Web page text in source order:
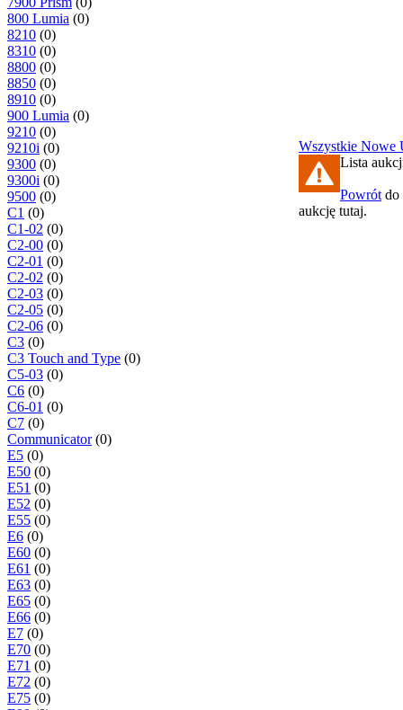
800 Lumia (0)
8210 (0)
8310 (0)
8800 (0)
8850 (0)
8910 (0)
900 Lumia (0)
9210 (0)
9210i (0)
9300 (0)
9300i (0)
9500 (0)
C1 (0)
C1-02 (0)
C2-00 (0)
C2-01 (0)
C2-02 (0)
C2-03 (0)
C2-05 (0)
C2-06 (0)
C3 (0)
C3 Touch and Type (0)
C5-03 (0)
C6 (0)
C6-01 (0)
C7 (0)
Communicator(0)
E5 (0)
E50 (0)
E51 (0)
E52 (0)
E55 (0)
E6 (0)
E60 (0)
E61 (0)
E63 (0)
E65 (0)
E66 (0)
E7 (0)
E70 (0)
E71 (0)
E72 (0)
E75 (0)
Wszystkie Nowe
Lista
Powrót do
aukcję tutaj.